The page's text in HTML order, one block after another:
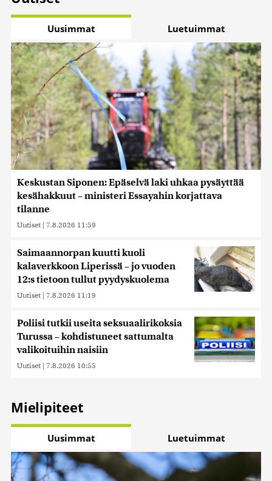
Uusimmat Luetuimmat
Keskustan Siponen: Epäselvä laki uhkaa pysäyttää
kesähakkuut – ministeri Essayahin korjattava
tilanne
Uutiset | 7.8.2026 11:59
Saimaannorpan kuutti kuoli
kalaverkkoon Liperissä – jo vuoden
12:s tietoon tullut pyydyskuolema
Uutiset | 7.8.2026 11:19
Poliisi tutkii useita seksuaalirikoksia
Turussa – kohdistuneet sattumalta
valikoituihin naisiin
Uutiset | 7.8.2026 10:55
Mielipiteet
Uusimmat Luetuimmat